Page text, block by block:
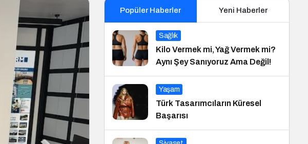
Popüler Haberler Yeni Haberler
Sağlık
Kilo Vermek mi, Yağ Vermek mi?
Aynı Şey Sanıyoruz Ama Değil!
Yaşam
Türk Tasarımcıların Küresel
Başarısı